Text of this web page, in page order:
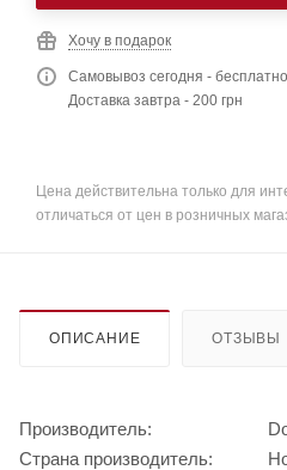
Хочу в подарок
Самовывоз сегодня - бесплатно
Доставка завтра - 200 грн
Цена действительна только для
отличаться от цен в розничных
ОПИСАНИЕ ОТЗЫВЫ
Производитель:
Страна производитель: